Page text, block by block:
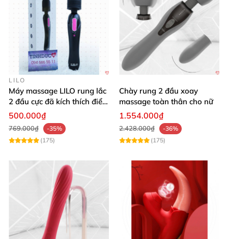
LILO
Máy massage LILO rung lắc
2 đầu cực đã kích thích điểm
G âm đạo
500.000₫
769.000₫
-35%
(175)
Chày rung 2 đầu xoay
massage toàn thân cho nữ
1.554.000₫
2.428.000₫
-36%
(175)